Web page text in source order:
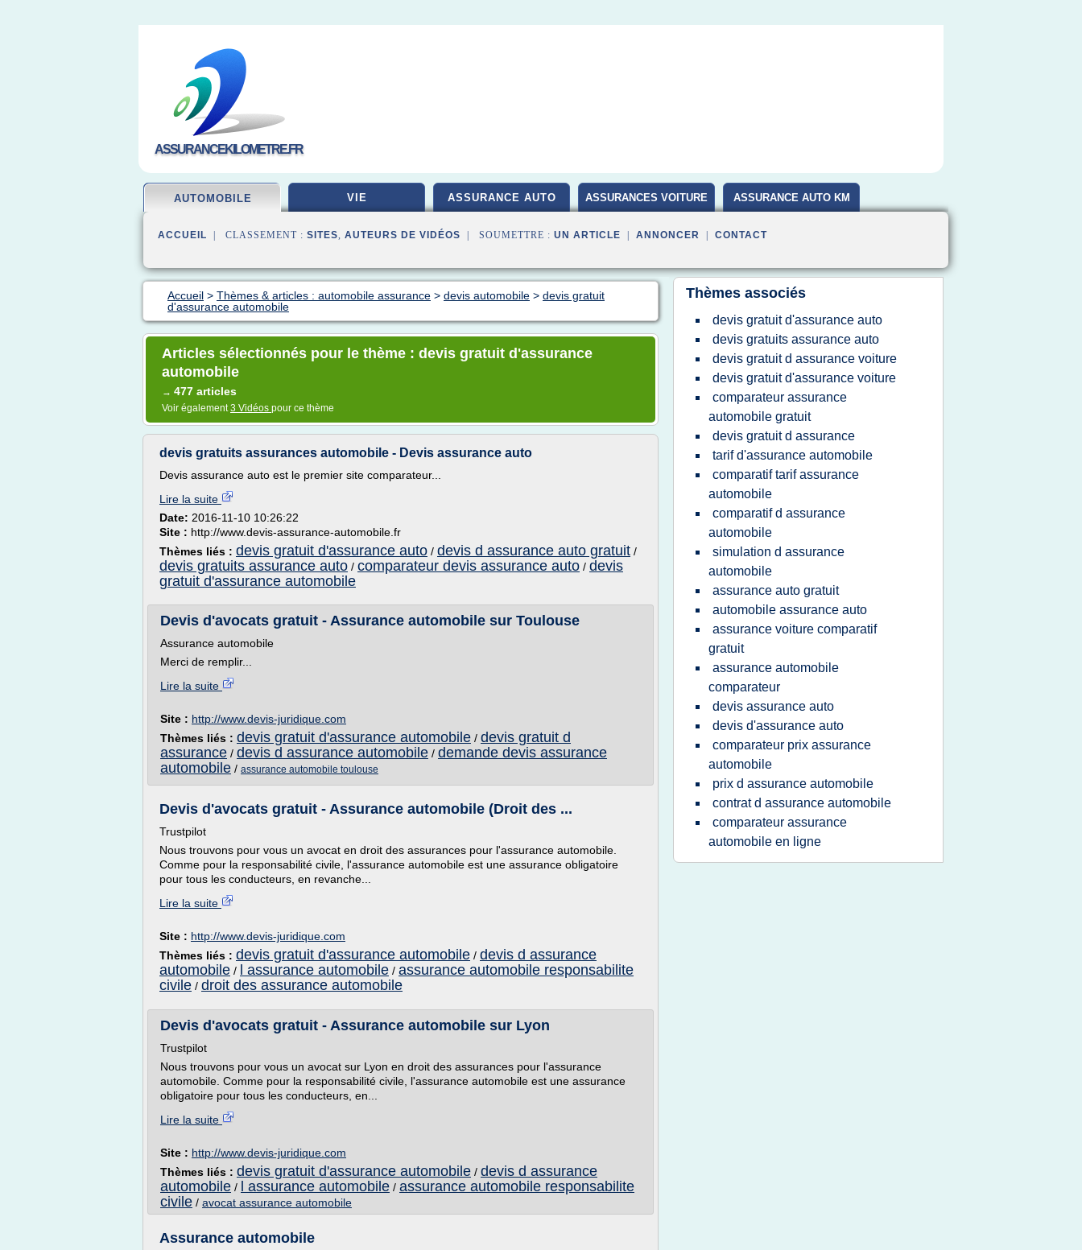
ASSURANCEKILOMETRE.FR
AUTOMOBILE VIE ASSURANCE AUTO ASSURANCES VOITURE ASSURANCE AUTO KM
ACCUEIL | CLASSEMENT : SITES, AUTEURS DE VIDÉOS | SOUMETTRE : UN ARTICLE ANNONCER CONTACT
Accueil > Thèmes & articles : automobile assurance > devis automobile > devis gratuit
d'assurance automobile
Articles sélectionnés pour le thème : devis gratuit d'assurance
automobile
→ 477 articles
Voir également3 Vidéos pour ce thème
devis gratuits assurances automobile - Devis assurance auto
Devis assurance auto est le premier site comparateur...
Lire la suite
Date: 2016-11-10 10:26:22
Site : http://www.devis-assurance-automobile.fr
Thèmes liés : devis gratuit d'assurance auto / devis d assurance auto gratuit /
devis gratuits assurance auto / comparateur devis assurance auto / devis
gratuit d'assurance automobile
Devis d'avocats gratuit - Assurance automobile sur Toulouse
Assurance automobile
Merci de remplir...
Lire la suite
Site : http://www.devis-juridique.com
Thèmes liés : devis gratuit d'assurance automobile / devis gratuit d
assurance / devis d assurance automobile / demande devis assurance
automobile / assurance automobile toulouse
Devis d'avocats gratuit - Assurance automobile (Droit des ...
Trustpilot
Nous trouvons pour vous un avocat en droit des assurances pour l'assurance automobile.
Comme pour la responsabilité civile, l'assurance automobile est une assurance obligatoire
pour tous les conducteurs, en revanche...
Lire la suite
Site : http://www.devis-juridique.com
Thèmes liés : devis gratuit d'assurance automobile / devis d assurance
automobile / l assurance automobile / assurance automobile responsabilite
civile / droit des assurance automobile
Devis d'avocats gratuit - Assurance automobile sur Lyon
Trustpilot
Nous trouvons pour vous un avocat sur Lyon en droit des assurances pour l'assurance
automobile. Comme pour la responsabilité civile, l'assurance automobile est une assurance
obligatoire pour tous les conducteurs, en...
Lire la suite
Site : http://www.devis-juridique.com
Thèmes liés : devis gratuit d'assurance automobile / devis d assurance
automobile / l assurance automobile / assurance automobile responsabilite
civile / avocat assurance automobile
Assurance automobile
Thèmes associés
devis gratuit d'assurance auto
devis gratuits assurance auto
devis gratuit d assurance voiture
devis gratuit d'assurance voiture
comparateur assurance
automobile gratuit
devis gratuit d assurance
tarif d'assurance automobile
comparatif tarif assurance
automobile
comparatif d assurance
automobile
simulation d assurance
automobile
assurance auto gratuit
automobile assurance auto
assurance voiture comparatif
gratuit
assurance automobile
comparateur
devis assurance auto
devis d'assurance auto
comparateur prix assurance
automobile
prix d assurance automobile
contrat d assurance automobile
comparateur assurance
automobile en ligne